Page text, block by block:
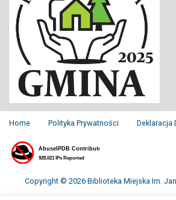
Home Polityka Prywatności Deklaracja
Copyright © 2026 Biblioteka Miejska Im.